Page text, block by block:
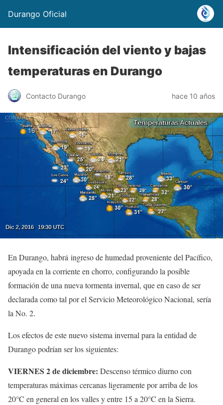
Durango Oficial
Intensificación del viento y bajas
temperaturas en Durango
Contacto Durango hace 10 años
En Durango, habrá ingreso de humedad proveniente del Pacífico,
apoyada en la corriente en chorro, configurando la posible
formación de una nueva tormenta invernal, que en caso de ser
declarada como tal por el Servicio Meteorológico Nacional, sería
la No. 2.
Los efectos de este nuevo sistema invernal para la entidad de
Durango podrían ser los siguientes:
VIERNES 2 de diciembre: Descenso térmico diurno con
temperaturas máximas cercanas ligeramente por arriba de los
20°C en general en los valles y entre 15 a 20°C en la Sierra.